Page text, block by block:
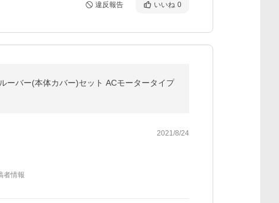
違反報告 いいね 0
ーバー(本体カバー)セット ACモータータイプ
2021/8/24
者情報